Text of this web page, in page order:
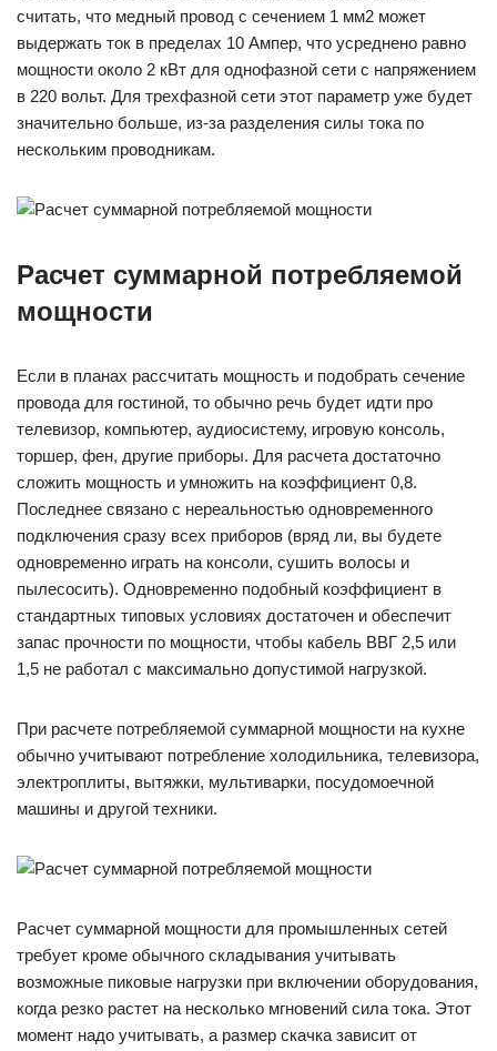
считать, что медный провод с сечением 1 мм2 может
выдержать ток в пределах 10 Ампер, что усреднено равно
мощности около 2 кВт для однофазной сети с напряжением
в 220 вольт. Для трехфазной сети этот параметр уже будет
значительно больше, из-за разделения силы тока по
нескольким проводникам.
Расчет суммарной потребляемой
мощности
Если в планах рассчитать мощность и подобрать сечение
провода для гостиной, то обычно речь будет идти про
телевизор, компьютер, аудиосистему, игровую консоль,
торшер, фен, другие приборы. Для расчета достаточно
сложить мощность и умножить на коэффициент 0,8.
Последнее связано с нереальностью одновременного
подключения сразу всех приборов (вряд ли, вы будете
одновременно играть на консоли, сушить волосы и
пылесосить). Одновременно подобный коэффициент в
стандартных типовых условиях достаточен и обеспечит
запас прочности по мощности, чтобы кабель ВВГ 2,5 или
1,5 не работал с максимально допустимой нагрузкой.
При расчете потребляемой суммарной мощности на кухне
обычно учитывают потребление холодильника, телевизора,
электроплиты, вытяжки, мультиварки, посудомоечной
машины и другой техники.
Расчет суммарной мощности для промышленных сетей
требует кроме обычного складывания учитывать
возможные пиковые нагрузки при включении оборудования,
когда резко растет на несколько мгновений сила тока. Этот
момент надо учитывать, а размер скачка зависит от